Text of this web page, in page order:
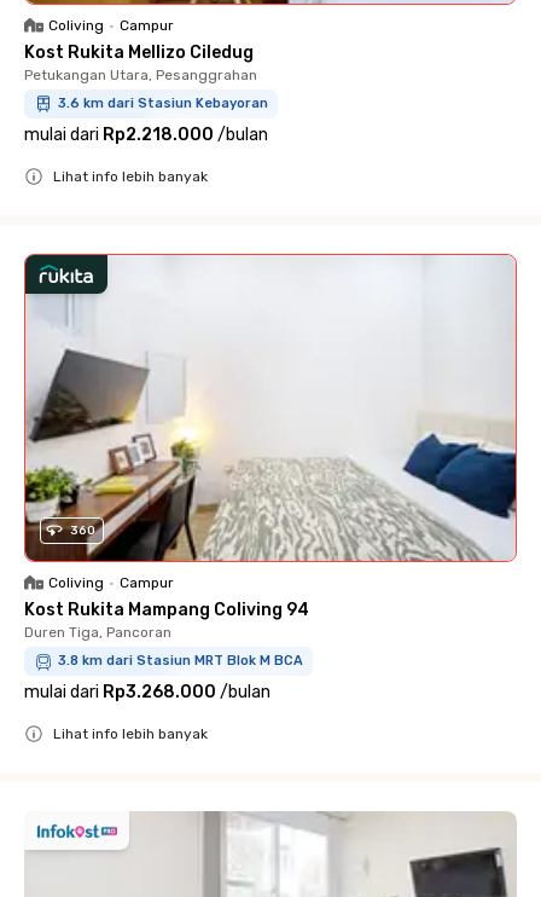
Coliving • Campur
Kost Rukita Mellizo Ciledug
Petukangan Utara, Pesanggrahan
3.6 km dari Stasiun Kebayoran
mulai dari Rp2.218.000 /bulan
Lihat info lebih banyak
360
Coliving • Campur
Kost Rukita Mampang Coliving 94
Duren Tiga, Pancoran
3.8 km dari Stasiun MRT Blok M BCA
mulai dari Rp3.268.000 /bulan
Lihat info lebih banyak